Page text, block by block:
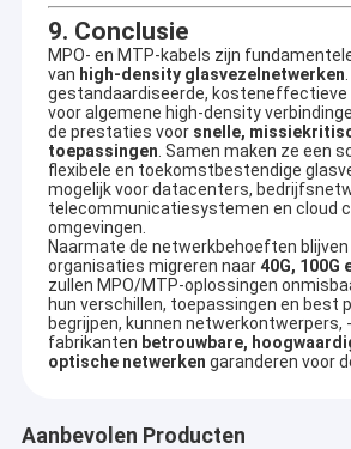
9. Conclusie
MPO- en MTP-kabels zijn
van high-density glasvezelnetwerken
gestandaardiseerde, kosteneffectieve
voor algemene high-density
de prestaties voor snelle,
toepassingen. Samen maken ze een
flexibele en toekomstbestendige
mogelijk voor datacenters,
telecommunicatiesystemen en cloud
omgevingen.
Naarmate de netwerkbehoeften blijven
organisaties migreren naar40G, 100G
zullen MPO/MTP-oplossingen
hun verschillen, toepassingen en best
begrijpen, kunnen netwerkontwerpers,
fabrikanten betrouwbare,
optische netwerken garanderen voor
Aanbevolen Producten